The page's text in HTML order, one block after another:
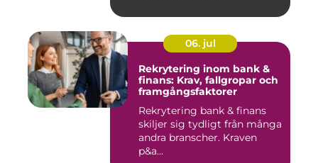
06. jul
Rekrytering inom bank &
finans: Krav, fallgropar och
framgångsfaktorer
Rekrytering bank & finans
skiljer sig tydligt från många
andra branscher. Kraven
p&a...